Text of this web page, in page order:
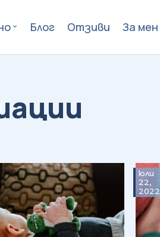
Блог Отзиви За мен
юли
22,
2022